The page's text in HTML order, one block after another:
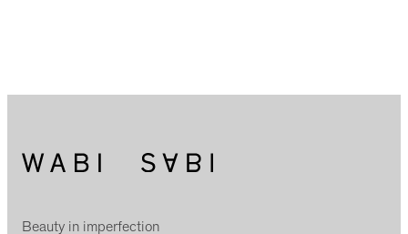
Beauty in imperfection